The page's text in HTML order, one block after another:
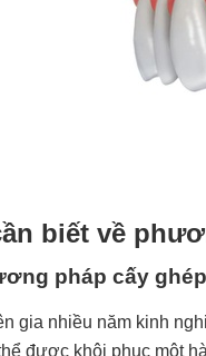
biết về
pháp cấy
gia nhiều năm kinh
được khôi phục một